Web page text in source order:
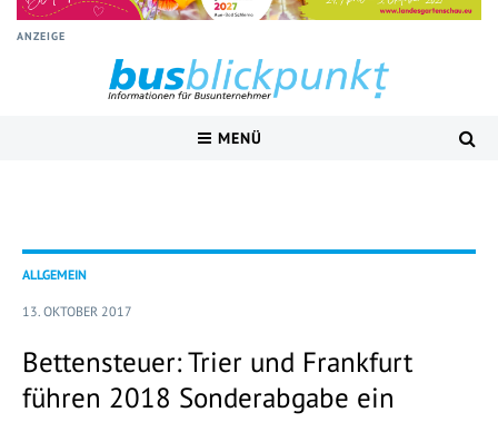
ANZEIGE
MENÜ
ALLGEMEIN
13. OKTOBER 2017
Bettensteuer: Trier und Frankfurt
führen 2018 Sonderabgabe ein